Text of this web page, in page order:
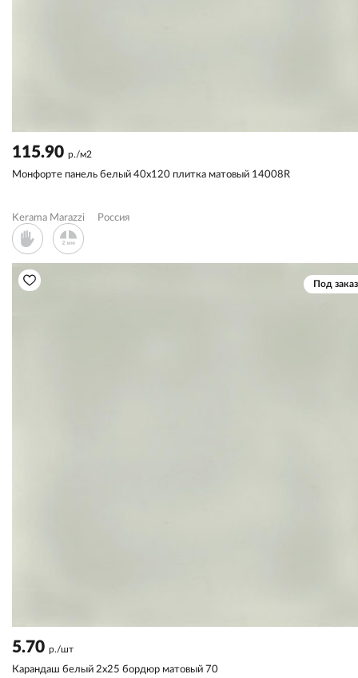
115.90 р./м2
Монфорте панель белый 40x120 плитка матовый 14008R
Kerama Marazzi Россия
Под заказ
5.70 р./шт
Карандаш белый 2x25 бордюр матовый 70